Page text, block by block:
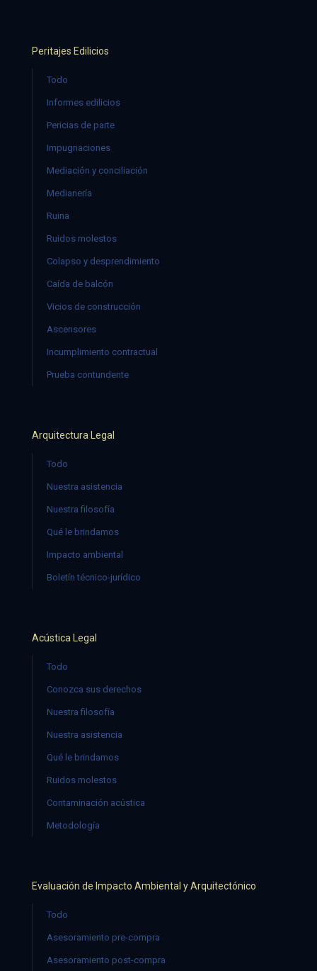
Peritajes Edilicios
Todo
Informes edilicios
Pericias de parte
Impugnaciones
Mediación y conciliación
Medianería
Ruina
Ruidos molestos
Colapso y desprendimiento
Caída de balcón
Vicios de construcción
Ascensores
Incumplimiento contractual
Prueba contundente
Arquitectura Legal
Todo
Nuestra asistencia
Nuestra filosofía
Qué le brindamos
Impacto ambiental
Boletín técnico-jurídico
Acústica Legal
Todo
Conozca sus derechos
Nuestra filosofía
Nuestra asistencia
Qué le brindamos
Ruidos molestos
Contaminación acústica
Metodología
Evaluación de Impacto Ambiental y Arquitectónico
Todo
Asesoramiento pre-compra
Asesoramiento post-compra